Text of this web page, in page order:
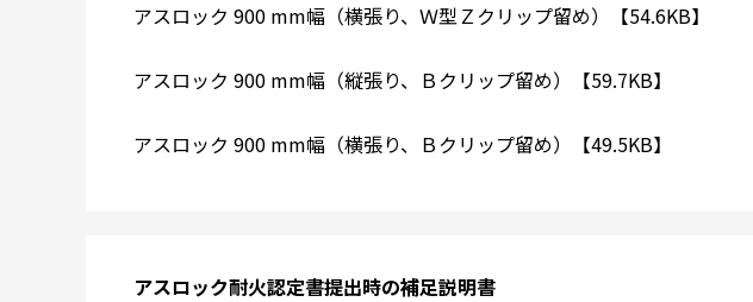
アスロック 900 mm幅（横張り、Ｗ型Ｚクリップ留め）【54.6KB】
アスロック 900 mm幅（縦張り、Ｂクリップ留め）【59.7KB】
アスロック 900 mm幅（横張り、Ｂクリップ留め）【49.5KB】
アスロック耐火認定書提出時の補足説明書